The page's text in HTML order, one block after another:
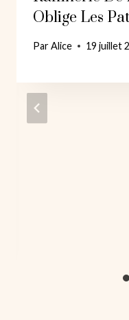
Oblige Les
ParAlice 19 juillet